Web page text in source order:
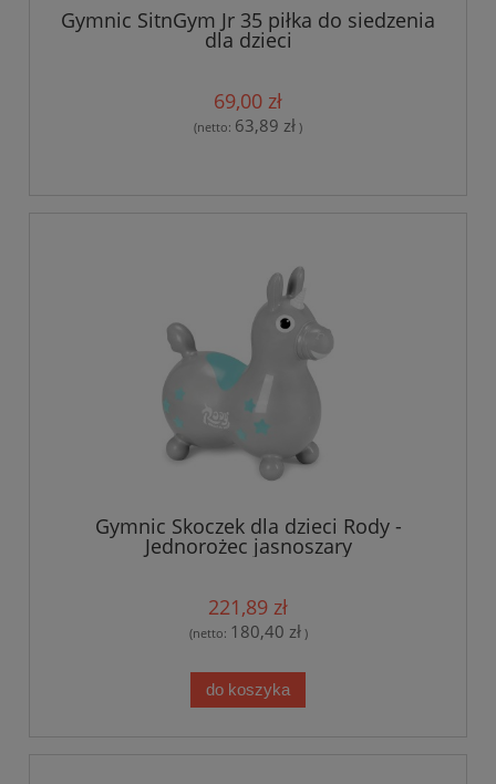
Gymnic SitnGym Jr 35 piłka do siedzenia
dla dzieci
69,00 zł
(netto: 63,89 zł )
Gymnic Skoczek dla dzieci Rody -
Jednorożec jasnoszary
221,89 zł
(netto: 180,40 zł)
do koszyka